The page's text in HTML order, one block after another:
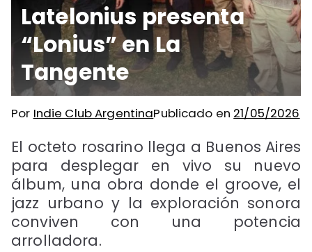
Latelonius presenta
“Lonius” en La
Tangente
Por Indie Club ArgentinaPublicado en 21/05/2026
El octeto rosarino llega a Buenos Aires
para desplegar en vivo su nuevo
álbum, una obra donde el groove, el
jazz urbano y la exploración sonora
conviven con una potencia
arrolladora.